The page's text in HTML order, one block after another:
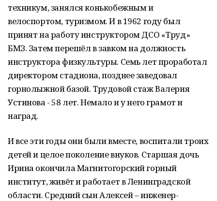
техникум, занялся конькобежным и
велоспортом, туризмом. И в 1962 году был
принят на работу инструктором ДСО «Труд»
БМЗ. Затем перешёл в завком на должность
инструктора физкультуры. Семь лет проработал
директором стадиона, позднее заведовал
горнолыжной базой. Трудовой стаж Валерия
Устинова - 58 лет. Немало и у него грамот и
наград.
И все эти годы они были вместе, воспитали троих
детей и целое поколение внуков. Старшая дочь
Ирина окончила Магнитогорский горный
институт, живёт и работает в Ленинградской
области. Средний сын Алексей – инженер-